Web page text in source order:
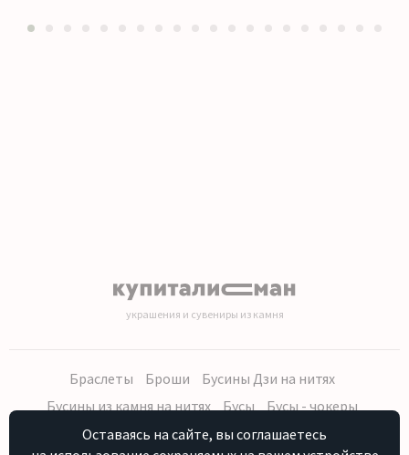
украшения и сувениры из камня
Браслеты Броши
Бусины Дзи на нитях
Бусины из камня на нитях
Бусы
Бусы - чокеры
Кольца, серьги
Кулоны
Наборы (бусы, браслет, серьги)
Оставаясь на сайте, вы соглашаетесь